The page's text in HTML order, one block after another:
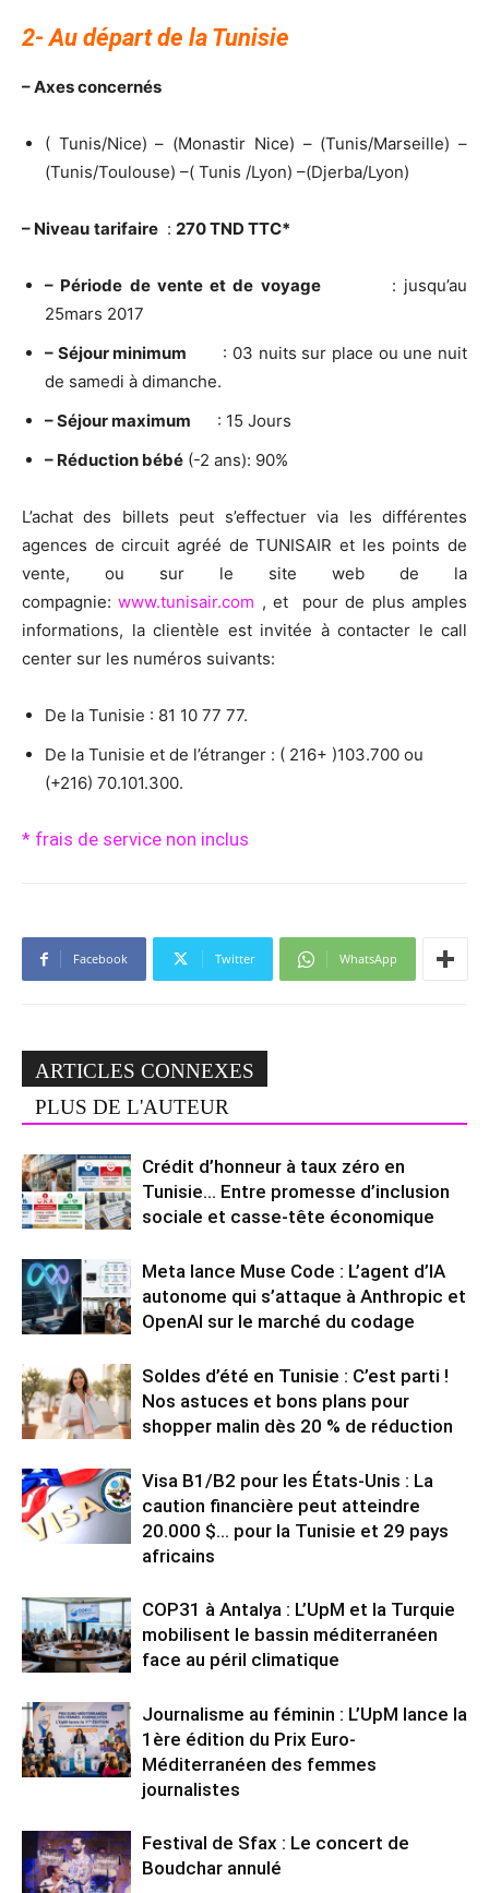
2- Au départ de la Tunisie
– Axes concernés
( Tunis/Nice) – (Monastir Nice) – (Tunis/Marseille) –
(Tunis/Toulouse) –( Tunis /Lyon) –(Djerba/Lyon)
– Niveau tarifaire : 270 TND TTC*
– Période de vente et de voyage: jusqu’au
25mars 2017
– Séjour minimum : 03 nuits sur place ou une nuit
de samedi à dimanche.
– Séjour maximum : 15 Jours
– Réduction bébé (-2 ans): 90%
L’achat des billets peut s’effectuer via les différentes
agences de circuit agréé de TUNISAIR et les points de
vente, ou sur le site web de la
compagnie:www.tunisair.com , et pour de plus amples
informations, la clientèle est invitée à contacter le call
center sur les numéros suivants:
De la Tunisie : 81 10 77 77.
De la Tunisie et de l’étranger : ( 216+ )103.700 ou
(+216) 70.101.300.
* frais de service non inclus
Facebook Twitter WhatsApp
ARTICLES CONNEXES
PLUS DE L'AUTEUR
Crédit d’honneur à taux zéro en
Tunisie… Entre promesse d’inclusion
sociale et casse-tête économique
Meta lance Muse Code : L’agent d’IA
autonome qui s’attaque à Anthropic et
OpenAI sur le marché du codage
Soldes d’été en Tunisie : C’est parti !
Nos astuces et bons plans pour
shopper malin dès 20 % de réduction
Visa B1/B2 pour les États-Unis : La
caution financière peut atteindre
20.000 $… pour la Tunisie et 29 pays
africains
COP31 à Antalya : L’UpM et la Turquie
mobilisent le bassin méditerranéen
face au péril climatique
Journalisme au féminin : L’UpM lance la
1ère édition du Prix Euro-
Méditerranéen des femmes
journalistes
Festival de Sfax : Le concert de
Boudchar annulé